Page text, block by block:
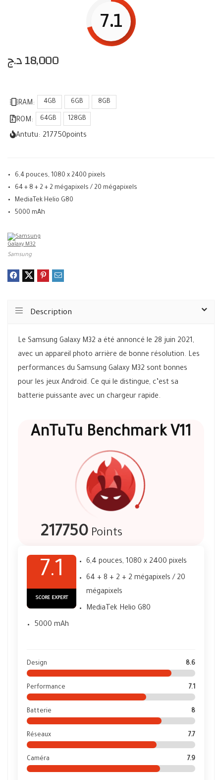
7.1
18,000د.ج
RAM: 4GB 6GB 8GB
ROM: 64GB 128GB
Antutu: 217750points
6,4 pouces, 1080 x 2400 pixels
64 + 8 + 2 + 2 mégapixels / 20 mégapixels
MediaTek Helio G80
5000 mAh
Samsung
Description
Le Samsung Galaxy M32 a été annoncé le 28 juin 2021,
avec un appareil photo arrière de bonne résolution. Les
performances du Samsung Galaxy M32 sont bonnes
pour les jeux Android. Ce qui le distingue, c’est sa
batterie puissante avec un chargeur rapide.
AnTuTu Benchmark V11
217750 Points
7.1
SCORE EXPERT
6,4 pouces, 1080 x 2400 pixels
64 + 8 + 2 + 2 mégapixels / 20
mégapixels
MediaTek Helio G80
5000 mAh
Design 8.6
Performance 7.1
Batterie 8
Réseaux 7.7
Caméra 7.9